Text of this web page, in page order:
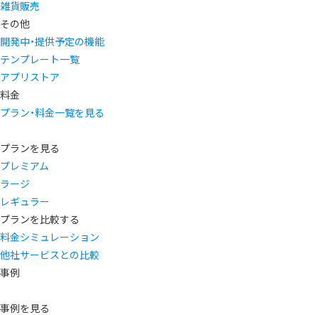
雑貨販売
その他
開発中・提供予定の機能
テンプレート一覧
アプリストア
料金
プラン・料金一覧を見る
プランを見る
プレミアム
ラージ
レギュラー
プランを比較する
料金シミュレーション
他社サービスとの比較
事例
事例を見る